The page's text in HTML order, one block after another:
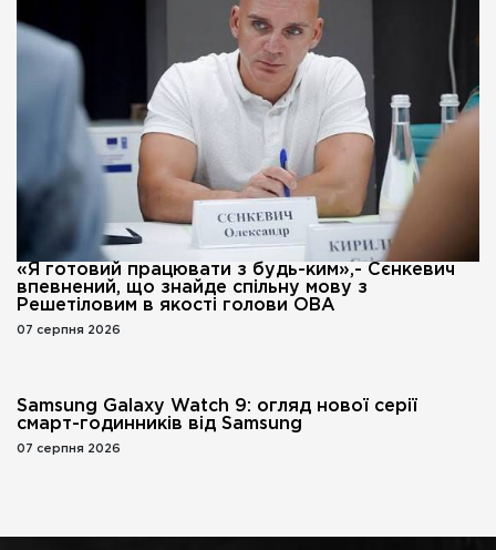
«Я готовий працювати з будь-ким»,- Сєнкевич
впевнений, що знайде спільну мову з
Решетіловим в якості голови ОВА
07 серпня 2026
Samsung Galaxy Watch 9: огляд нової серії
смарт-годинників від Samsung
07 серпня 2026